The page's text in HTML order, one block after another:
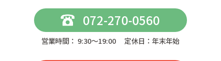
072-270-0560
営業時間： 9:30～19:00 定休日：年末年始